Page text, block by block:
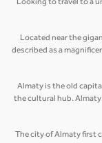
Looking to travel to
Located near the
described as a
Almaty is the old
the cultural hub.
The city of Almaty